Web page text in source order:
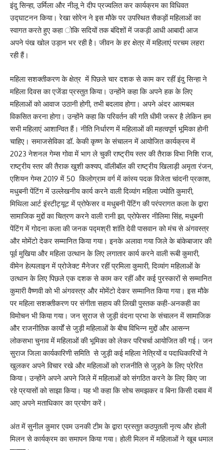
इंदु सिन्हा, उर्मिला और नीलू ने दीप प्रज्वलित कर कार्यक्रम का विधिवत
उद्घाटनन किया। रेखा सोरेन ने इस मौके पर उपस्थित सैकड़ों महिलाओं का
स्वागत करते हुए कहा ोकि सदियों तक बंदिशों में जकड़ी आधी आबादी आज
अपने पंख खोल उड़ान भर रही है। जीवन के हर क्षेत्र में महिलाएं परचम लहरा
रही हैं।
महिला सशक्तीकरण के क्षेत्र में पिछले चार दशक से काम कर रहीं इंदु सिन्हा ने
महिला दिवस का एजेंडा प्रस्तुत किया। उन्होंने कहा कि अपने हक के लिए
महिलाओं को आवाज उठानी होगी, तभी बदलाव होगा। अपने अंदर आत्मबल
विकसित करना होगा। उन्होंने कहा कि परिवर्तन की गति धीमी जरूर है लेकिन हम
सभी महिलाएं आशान्वित हैं। नीति निर्धारण में महिलाओं की महत्वपूर्ण भूमिका होनी
चाहिए। समाजसेविका डॉ. केकी कृष्ण के संचालन में आयोजित कार्यक्रम में
2023 नेशनल गेम्स गोवा में भाग ले चुकी राष्ट्रीय स्तर की तैराक विभा निशि राज,
राष्ट्रीय स्तर की तैराक खुशी कश्यप, वॉलीबॉल की राष्ट्रीय खिलाड़ी अमृता रंजन,
एशियन गेम्स 2019 में 50 किलोग्राम वर्ग में कांस्य पदक विजेता चांदनी प्रकाश,
मधुबनी पेंटिंग में उल्लेखनीय कार्य करने वाली दिव्यांग महिला ज्योति कुमारी,
मिथिला आर्ट इंस्टीट्यूट में प्रोफेसर व मधुबनी पेंटिंग की परंपरागत कला के द्वारा
सामाजिक मुद्दों का चित्रण करने वाली रानी झा, प्रोफेसर नीलिमा सिंह, मधुबनी
पेंटिंग में गोदना कला की जनक पद्मश्री शांति देवी पासवान को मंच से अंगवस्त्र
और मोमेंटो देकर सम्मानित किया गया। इनके अलावा गया जिले के बांकेबाजार की
पूर्व मुखिया और महिला उत्थान के लिए लगातार कार्य करने वाली रूबी कुमारी,
वीमेन हेल्पलाइन में प्रोजेक्ट मैनेजर रहीं प्रमिला कुमारी, दिव्यांग महिलाओं के
उत्थान के लिए पिछले एक दशक से काम कर रहीं और कई पुरस्कारों से सम्मानित
कुमारी वैष्णवी को भी अंगवस्त्र और मोमेंटो देकर सम्मानित किया गया। इस मौके
पर महिला सशक्तीकरण पर संगीता सहाय की लिखी पुस्तक कही-अनकही का
विमोचन भी किया गया। जन सुराज से जुड़ी वंदना प्रभा के संचालन में सामाजिक
और राजनीतिक कार्यों से जुड़ी महिलाओं के बीच विभिन्न मुद्दों और आसन्न
लोकसभा चुनाव में महिलाओं की भूमिका को लेकर परिचर्चा आयोजित की गई। जन
सुराज जिला कार्यकारिणी समिति से जुड़ी कई महिला नेत्रियों व पदाधिकारियों ने
खुलकर अपने विचार रखे और महिलाओं को राजनीति से जुड़ने के लिए प्रेरित
किया। उन्होंने अपने अपने जिले में महिलाओं को संगठित करने के लिए किए जा
रहे प्रयासों को साझा किया। यह भी कहा कि सोच समझकर व बिना किसी दबाव में
आए अपने मताधिकार का प्रयोग करें।
अंत में सुनील कुमार एवम उनकी टीम के द्वारा प्रस्तुत कठपुतली नृत्य और होली
मिलन से कार्यक्रम का समापन किया गया। होली मिलन में महिलाओं ने खूब धमाल